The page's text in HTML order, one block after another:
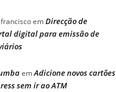
emDirecção de
digital para emissão de
emAdicione novos cartões
sem ir ao ATM